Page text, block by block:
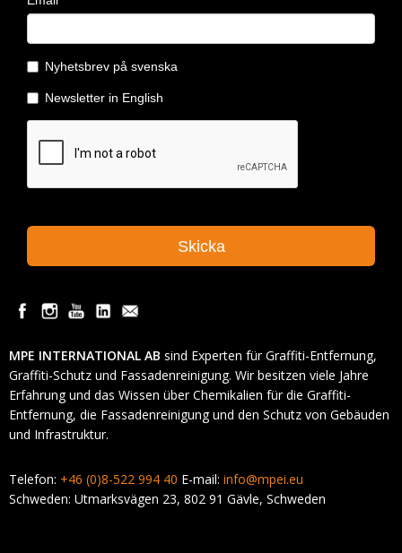
MPE INTERNATIONAL AB sind Experten für Graffiti-Entfernung,
Graffiti-Schutz und Fassadenreinigung. Wir besitzen viele Jahre
Erfahrung und das Wissen über Chemikalien für die Graffiti-
Entfernung, die Fassadenreinigung und den Schutz von Gebäuden
und Infrastruktur.
Telefon: +46 (0)8-522 994 40 E-mail: info@mpei.eu
Schweden: Utmarksvägen 23, 802 91 Gävle, Schweden